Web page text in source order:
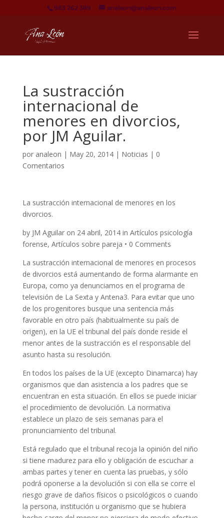
983 262 389 analeon@analeon.com
La sustracción
internacional de
menores en divorcios,
por JM Aguilar.
por analeon | May 20, 2014| Noticias | 0
Comentarios
La sustracción internacional de menores en los
divorcios.
by JM Aguilar on 24 abril, 2014 in Artículos psicología
forense, Artículos sobre pareja • 0 Comments
La sustracción internacional de menores en procesos
de divorcios está aumentando de forma alarmante en
Europa, como ya denunciamos en el programa de
televisión de La Sexta y Antena3. Para evitar que uno
de los progenitores busque una sentencia más
favorable en otro país (habitualmente su país de
origen), en la UE el tribunal del país donde reside el
menor antes de la sustracción es el responsable del
asunto hasta su resolución.
En todos los países de la UE (excepto Dinamarca) hay
organismos que dan asistencia a los padres que se
encuentran en esta situación. En ellos se puede iniciar
el procedimiento de devolución. La normativa
establece un plazo de seis semanas para el
pronunciamiento del tribunal.
Está regulado que el tribunal recoja la opinión del niño
si tiene madurez para ello y obligación de escuchar a
ambas partes y tener en cuenta las pruebas, y sólo
podrá oponerse a la devolución si con ella se corre el
riesgo grave de daños físicos o psicológicos o cuando
la persona, institución u organismo que se hubiera